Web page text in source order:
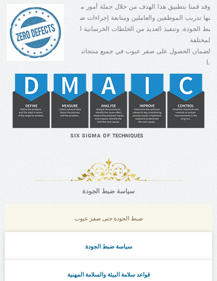
وقد قمنا بتطبيق هذا الهدف من خلال جملة أمور م
نها تدريب الموظفين والعاملين ومتابعة إجراءات ض
بط الجودة. وتنفيذ العديد من الخلطات الخرسانية ا
لمختلفة
لضمان الحصول على صفر عيوب في جميع منتجاتن
ا.
سياسة ضبط الجودة
ضبط الجودة حتى صفر عيوب
سياسة ضبط الجودة
قواعد سلامة البيئة والسلامة المهنية